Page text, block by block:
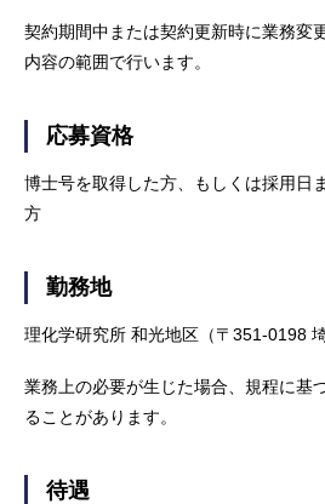
契約期間中または契約更新時に業務変
内容の範囲で行います。
応募資格
博士号を取得した方、もしくは採用日
方
勤務地
理化学研究所 和光地区（〒351-0198
業務上の必要が生じた場合、規程に基
ることがあります。
待遇